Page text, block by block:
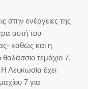
στην ενέργειες της
αυτή του
καθώς και η
τεμάχιο 7,
Η Λευκωσία έχει
7 για